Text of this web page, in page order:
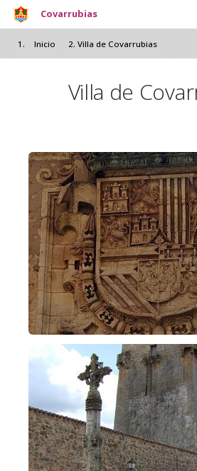
Pasar al contenido
Covarrubias
Inicio Villa de Covarrubias
Villa de